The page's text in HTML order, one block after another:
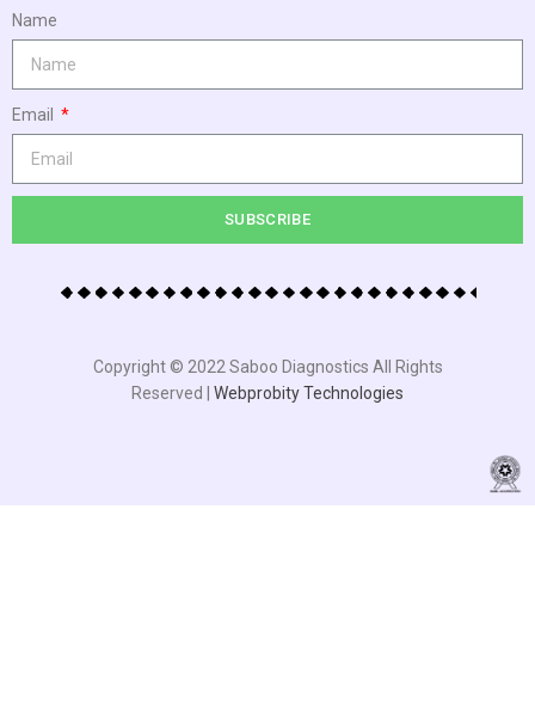
Name
Email
SUBSCRIBE
Copyright © 2022 Saboo Diagnostics All Rights
Reserved | Webprobity Technologies